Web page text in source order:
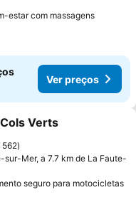
estar com massagens
Ver preços
aos favoritos
Verts
562
sur-Mer, a 7.7 km de La Faute-
seguro para motocicletas